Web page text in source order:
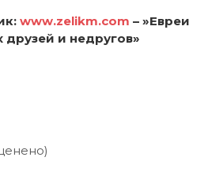
www.zelikm.com – »Евреи
друзей и недругов»